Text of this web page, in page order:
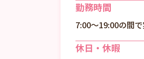
勤務時間
7:00～19:00の間
休日・休暇